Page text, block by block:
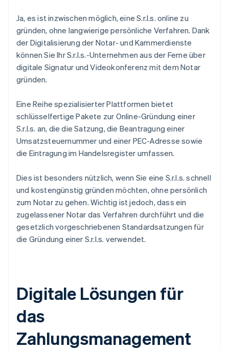
Ja, es ist inzwischen möglich, eine S.r.l.s. online zu
gründen, ohne langwierige persönliche Verfahren. Dank
der Digitalisierung der Notar- und Kammerdienste
können Sie Ihr S.r.l.s.-Unternehmen aus der Ferne über
digitale Signatur und Videokonferenz mit dem Notar
gründen.
Eine Reihe spezialisierter Plattformen bietet
schlüsselfertige Pakete zur Online-Gründung einer
S.r.l.s. an, die die Satzung, die Beantragung einer
Umsatzsteuernummer und einer PEC-Adresse sowie
die Eintragung im Handelsregister umfassen.
Dies ist besonders nützlich, wenn Sie eine S.r.l.s. schnell
und kostengünstig gründen möchten, ohne persönlich
zum Notar zu gehen. Wichtig ist jedoch, dass ein
zugelassener Notar das Verfahren durchführt und die
gesetzlich vorgeschriebenen Standardsatzungen für
die Gründung einer S.r.l.s. verwendet.
Digitale Lösungen für
das
Zahlungsmanagement